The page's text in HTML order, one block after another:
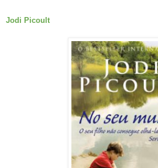
Jodi Picoult